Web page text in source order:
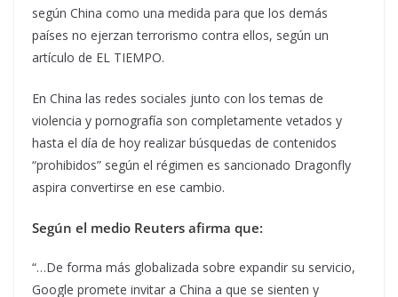
según China como una medida para que los demás
países no ejerzan terrorismo contra ellos, según un
artículo de EL TIEMPO.
En China las redes sociales junto con los temas de
violencia y pornografía son completamente vetados y
hasta el día de hoy realizar búsquedas de contenidos
“prohibidos” según el régimen es sancionado Dragonfly
aspira convertirse en ese cambio.
Según el medio Reuters afirma que:
“…De forma más globalizada sobre expandir su servicio,
Google promete invitar a China a que se sienten y